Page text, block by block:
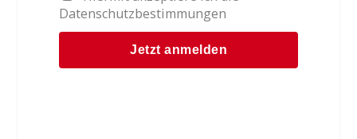
Datenschutzbestimmungen